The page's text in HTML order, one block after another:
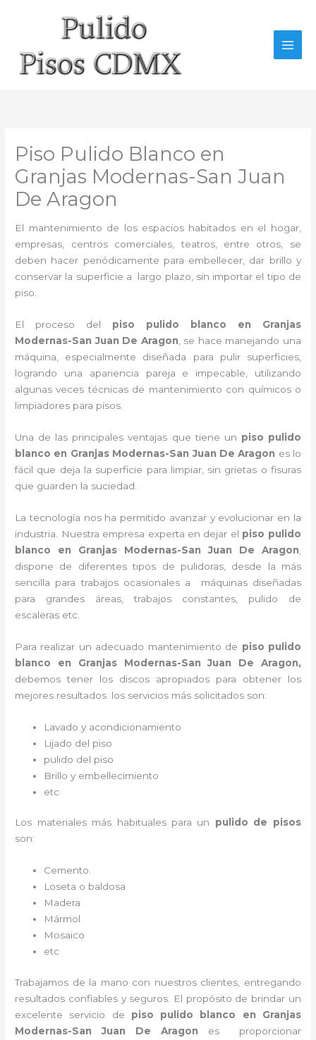
Piso Pulido Blanco en
Granjas Modernas-San Juan
De Aragon
El mantenimiento de los espacios habitados en el hogar,
empresas, centros comerciales, teatros, entre otros, se
deben hacer periódicamente para embellecer, dar brillo y
conservar la superficie a largo plazo, sin importar el tipo de
piso.
El proceso del piso pulido blanco en Granjas
Modernas-San Juan De Aragon , se hace manejando una
máquina, especialmente diseñada para pulir superficies,
logrando una apariencia pareja e impecable, utilizando
algunas veces técnicas de mantenimiento con químicos o
limpiadores para pisos.
Una de las principales ventajas que tiene un piso pulido
blanco en Granjas Modernas-San Juan De Aragon es lo
fácil que deja la superficie para limpiar, sin grietas o fisuras
que guarden la suciedad.
La tecnología nos ha permitido avanzar y evolucionar en la
industria. Nuestra empresa experta en dejar el piso pulido
blanco en Granjas Modernas-San Juan De Aragon
dispone de diferentes tipos de pulidoras, desde la más
sencilla para trabajos ocasionales a máquinas diseñadas
para grandes áreas, trabajos constantes, pulido de
escaleras etc.
Para realizar un adecuado mantenimiento de piso pulido
blanco en Granjas Modernas-San Juan De Aragon,
debemos tener los discos apropiados para obtener los
mejores resultados. los servicios más solicitados son:
Lavado y acondicionamiento
Lijado del piso
pulido del piso
Brillo y embellecimiento
etc
Los materiales más habituales para un pulido de pisos
son:
Cemento.
Loseta o baldosa
Madera
Mármol
Mosaico
etc
Trabajamos de la mano con nuestros clientes, entregando
resultados confiables y seguros. El propósito de brindar un
excelente servicio de piso pulido blanco
en Granjas
Modernas-San Juan De Aragon es proporcionar